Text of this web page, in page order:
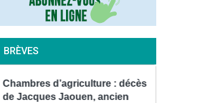
BRÈVES
Chambres d’agriculture : décès
de Jacques Jaouen, ancien